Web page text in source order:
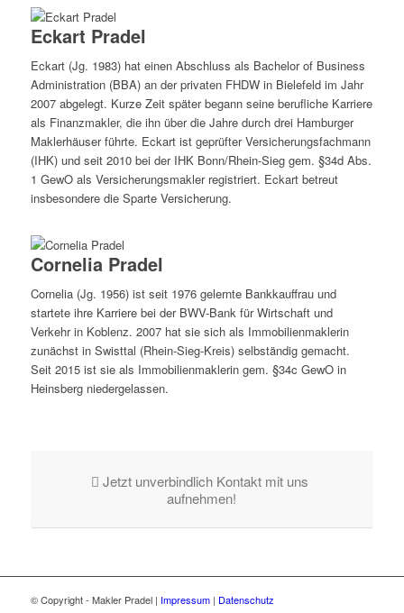
Eckart Pradel
Eckart (Jg. 1983) hat einen Abschluss als Bachelor of Business
Administration (BBA) an der privaten FHDW in Bielefeld im Jahr
2007 abgelegt. Kurze Zeit später begann seine berufliche Karriere
als Finanzmakler, die ihn über die Jahre durch drei Hamburger
Maklerhäuser führte. Eckart ist geprüfter Versicherungsfachmann
(IHK) und seit 2010 bei der IHK Bonn/Rhein-Sieg gem. §34d Abs.
1 GewO als Versicherungsmakler registriert. Eckart betreut
insbesondere die Sparte Versicherung.
Cornelia Pradel
Cornelia (Jg. 1956) ist seit 1976 gelernte Bankkauffrau und
startete ihre Karriere bei der BWV-Bank für Wirtschaft und
Verkehr in Koblenz. 2007 hat sie sich als Immobilienmaklerin
zunächst in Swisttal (Rhein-Sieg-Kreis) selbständig gemacht.
Seit 2015 ist sie als Immobilienmaklerin gem. §34c GewO in
Heinsberg niedergelassen.
Jetzt unverbindlich Kontakt mit uns
aufnehmen!
© Copyright - Makler Pradel | Impressum| Datenschutz